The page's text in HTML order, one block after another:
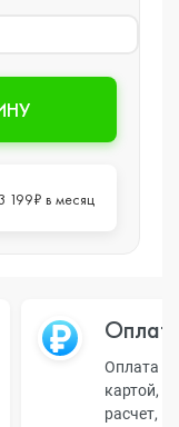
199₽ в месяц
Оплата
картой,
расчет,